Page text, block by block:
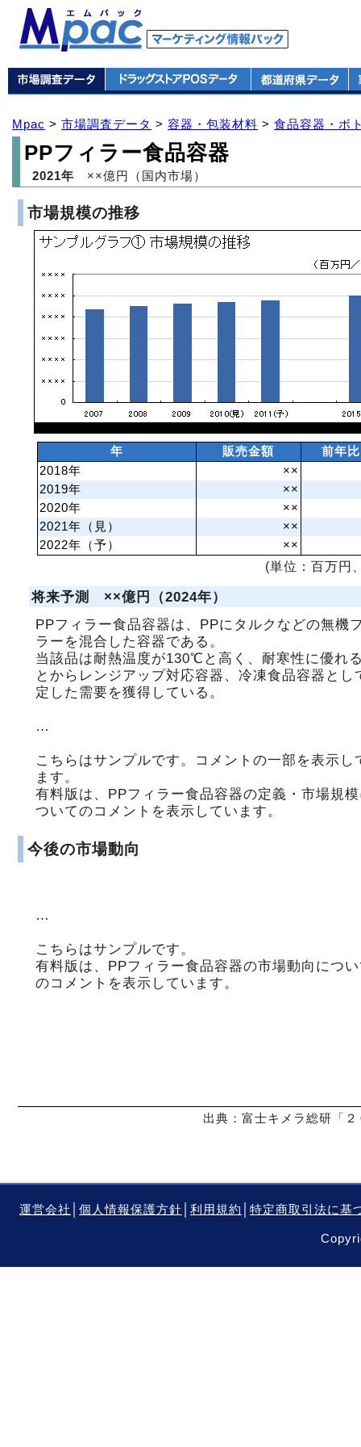
Mpac > 市場調査データ > 容器・包装材料 > 食品容器・ボ
PPフィラー食品容器
2021年 ××億円（国内市場）
市場規模の推移
年 販売金額
前年比
2018年
××
2019年
××
2020年
××
2021年（見）
××
2022年（予）
××
(単位：百万円
将来予測 ××億円（2024年）
PPフィラー食品容器は、PPにタルクなどの無機
ラーを混合した容器である。
当該品は耐熱温度が130℃と高く、耐寒性に優れ
とからレンジアップ対応容器、冷凍食品容器とし
定した需要を獲得している。
…
こちらはサンプルです。コメントの一部を表示し
ます。
有料版は、PPフィラー食品容器の定義・市場規
ついてのコメントを表示しています。
今後の市場動向
…
こちらはサンプルです。
有料版は、PPフィラー食品容器の市場動向につ
のコメントを表示しています。
出典：富士キメラ総研「
運営会社 個人情報保護方針 利用規約 特定商取引法に基